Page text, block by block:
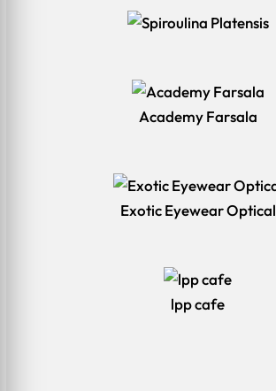
Academy Farsala
Exotic Eyewear Optical
lpp cafe